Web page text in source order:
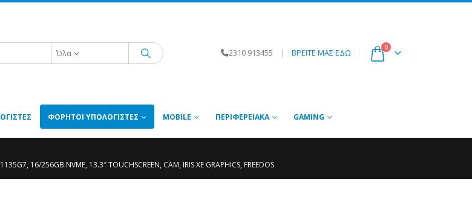
Όλα 2310 913455 | ΒΡΕΙΤΕ ΜΑΣ ΕΔΩ
0
ΦΟΡΗΤΟΊ ΥΠΟΛΟΓΙΣΤΈΣ MOBILE ΠΕΡΙΦΕΡΕΙΑΚΆ GAMING
16/256GB NVME, 13.3″ TOUCHSCREEN, CAM, IRIS XE GRAPHICS, FREEDOS